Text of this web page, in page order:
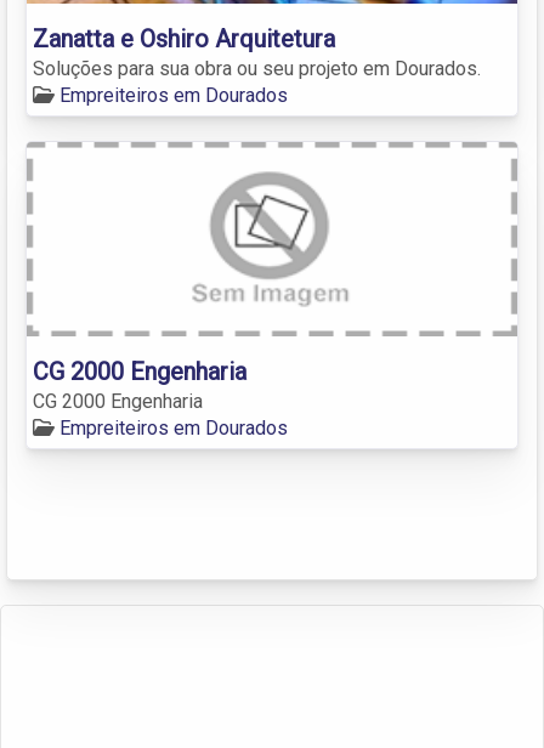
Zanatta e Oshiro Arquitetura
Soluções para sua obra ou seu projeto em Dourados.
Empreiteiros em Dourados
CG 2000 Engenharia
CG 2000 Engenharia
Empreiteiros em Dourados